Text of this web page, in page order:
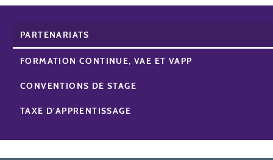
PARTENARIATS
FORMATION CONTINUE, VAE ET VAPP
CONVENTIONS DE STAGE
TAXE D'APPRENTISSAGE